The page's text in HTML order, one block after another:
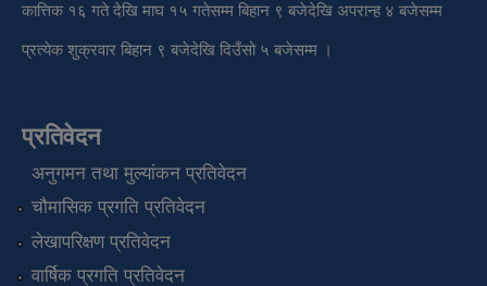
कात्तिक १६ गते देखि माघ १५ गतेसम्म बिहान ९ बजेदेखि अपरान्ह ४ बजेसम्म
प्रत्येक शुक्रवार बिहान ९ बजेदेखि दिउँसो ५ बजेसम्म ।
प्रतिवेदन
अनुगमन तथा मुल्यांकन प्रतिवेदन
चौमासिक प्रगति प्रतिवेदन
लेखापरिक्षण प्रतिवेदन
वार्षिक प्रगति प्रतिवेदन